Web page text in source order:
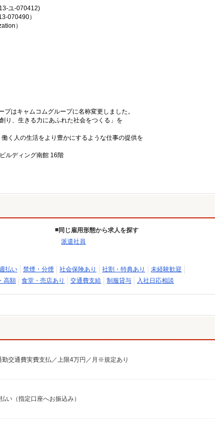
ユ-070412)
070490）
）
はキャムコムグループに名称変更しました。
り、生きる力にあふれた社会をつくる」を
く人の生活をより豊かにするような仕事の提供を
ルディング南館 16階
同じ雇用形態から求人を探す
派遣社員
払い 禁煙・分煙 社会保険あり 社割・特典あり
未経験歓迎
高額 食堂・売店あり 交通費支給 制服貸与 入社日応相談
交通費実費支払／上限4万円／月※規定あり
い（指定口座へお振込み）